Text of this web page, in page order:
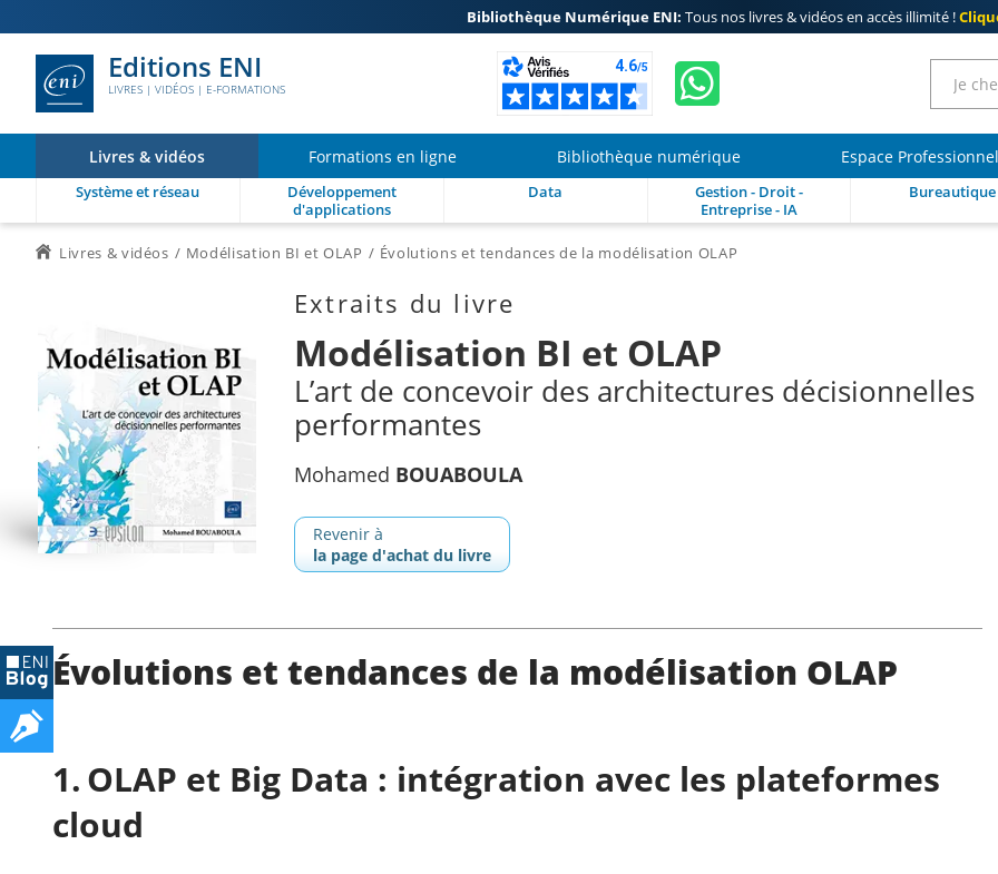
Bibliothèque Numérique ENI: Tous nos livres & vidéos en accès illimité !
Editions ENI
LIVRES | VIDÉOS | E-FORMATIONS
Livres & vidéos Formations en ligne Bibliothèque numérique Espace
Système et réseau
Développement
d'applications
Data
Gestion - Droit -
Entreprise - IA
Bureautique
Livres & vidéos Modélisation BI et OLAP Évolutions et tendances de la modélisation OLAP
Extraits du livre
Modélisation BI et OLAP
L’art de concevoir des architectures décisionnelles
performantes
Mohamed BOUABOULA
Revenir à
la page d'achat du livre
Évolutions et tendances de la modélisation OLAP
OLAP et Big Data : intégration avec les plateformes
cloud